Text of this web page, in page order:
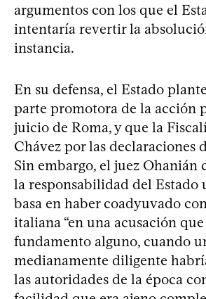
argumentos con los que el
intentaría revertir la
instancia.
En su defensa, el Estado
parte promotora de la acción
juicio de Roma, y que la
Chávez por las declaraciones
Sin embargo, el juez Ohanián
la responsabilidad del Estado
basa en haber coadyuvado
italiana “en una acusación
fundamento alguno, cuando
medianamente diligente
las autoridades de la época